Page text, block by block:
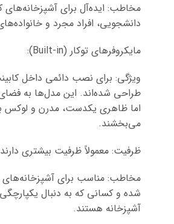
مخاطب: ایده‌آل برای
دانشجویی، افراد مجرد و
مایکروفرهای توکار (Built-in):
ویژگی: برای نصب دائمی داخل
طراحی شده‌اند. این مدل‌ها به
اما ظاهری یکدست، مدرن و لوکس
می‌بخشند.
ظرفیت: معمولاً ظرفیت بیشتری دارند، از ۲۷ تا ۴۰
مخاطب: مناسب برای
شده و کسانی که به دنبال
آشپزخانه هستند.